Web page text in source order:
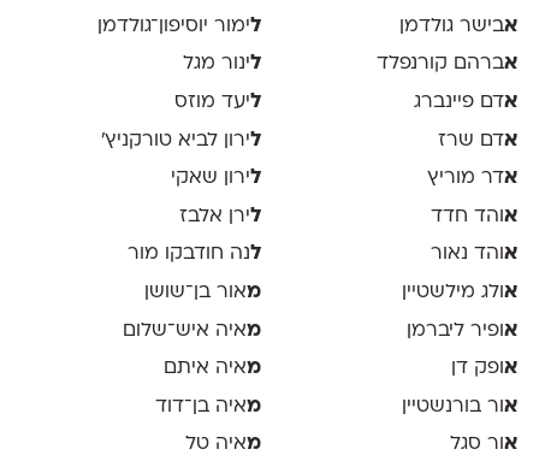
אבישר גולדמן
אברהם קורנפלד
אדם פיינברג
אדם שרז
אדר מוריץ
אוהד חדד
אוהד נאור
אולג מילשטיין
אופיר ליברמן
אופק דן
אור בורנשטיין
אור סגל
לימור יוסיפון־גולדמן
לינור מגל
ליעד מוזס
לירון לביא טורקניץ׳
לירון שאקי
לירן אלבז
לנה חודבקו מור
מאור בן־שושן
מאיה איש־שלום
מאיה איתם
מאיה בן־דוד
מאיה טל